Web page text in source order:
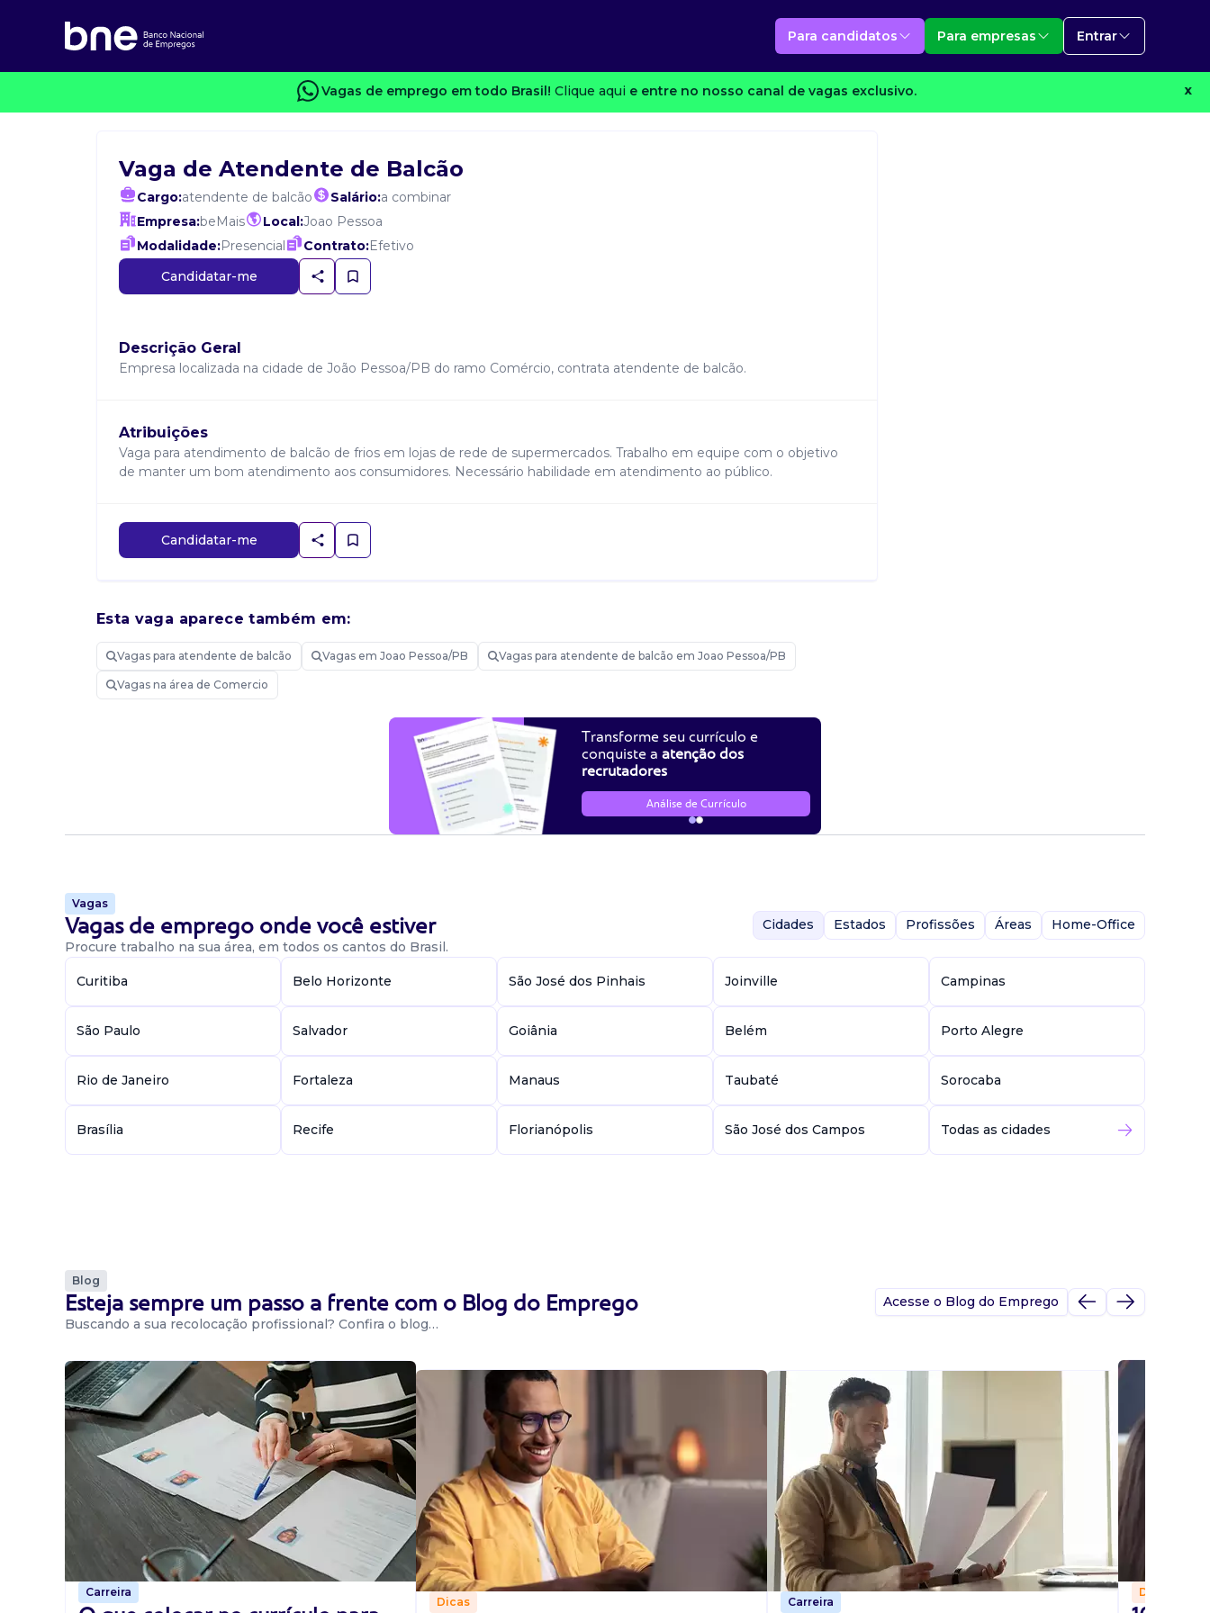
Para candidatos Para empresas Entrar
Vagas de emprego em todo Brasil! Clique aqui e entre no nosso canal de vagas exclusivo. X
Vaga de Atendente de Balcão
Cargo:atendente de balcão Salário:a combinar
Empresa:beMais Local:Joao Pessoa
Modalidade:Presencial Contrato:Efetivo
Candidatar-me
Descrição Geral
Empresa localizada na cidade de João Pessoa/PB do ramo Comércio, contrata atendente de balcão.
Atribuições
Vaga para atendimento de balcão de frios em lojas de rede de supermercados. Trabalho em equipe com o objetivo
de manter um bom atendimento aos consumidores. Necessário habilidade em atendimento ao público.
Candidatar-me
Esta vaga aparece também em:
Vagas para atendente de balcão Vagas em Joao Pessoa/PB Vagas para atendente de balcão em Joao Pessoa/PB
Vagas na área de Comercio
Transforme seu currículo e
conquiste a atenção dos
recrutadores
Análise de Currículo
Vagas
Vagas de emprego onde você estiver
Procure trabalho na sua área, em todos os cantos do Brasil.
Cidades Estados Profissões Áreas Home-Office
Curitiba Belo Horizonte São José dos Pinhais Joinville Campinas
São Paulo Salvador Goiânia Belém Porto Alegre
Rio de Janeiro Fortaleza Manaus Taubaté Sorocaba
Brasília Recife Florianópolis São José dos Campos Todas as cidades
Blog
Esteja sempre um passo a frente com o Blog do Emprego
Buscando a sua recolocação profissional? Confira o blog…
Acesse o Blog do Emprego
Carreira
Dicas Carreira
Dicas